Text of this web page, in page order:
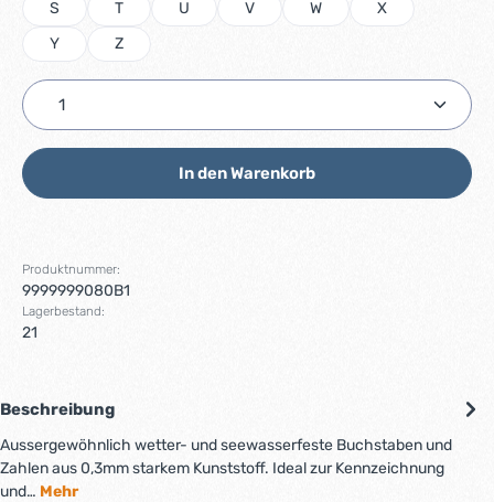
S
T U V W
X
Y
Z
Produkt Anzahl: Gib den gewünschten Wert ein
In den Warenkorb
Produktnummer:
9999999080B1
Lagerbestand:
21
Beschreibung
Aussergewöhnlich wetter- und seewasserfeste Buchstaben und
Zahlen aus 0,3mm starkem Kunststoff. Ideal zur Kennzeichnung
und… Mehr